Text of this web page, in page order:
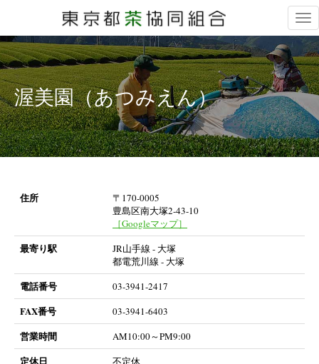
渥美園（あつみえん）
住所
〒170-0005
豊島区南大塚2-43-10
［Googleマップ］
最寄り駅
JR山手線 - 大塚
都電荒川線 - 大塚
電話番号 03-3941-2417
FAX番号 03-3941-6403
営業時間 AM10:00～PM9:00
定休日
不定休